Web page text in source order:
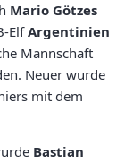
Mario Götzes
ElfArgentinien
Mannschaft
Neuer wurde
mit dem
Bastian